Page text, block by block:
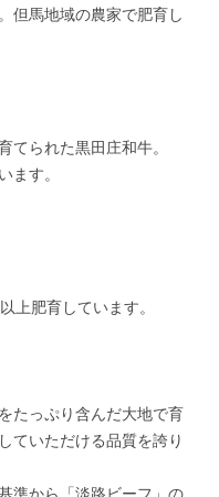
但馬地域の農家で肥育し
てられた黒田庄和牛。
ます。
上肥育しています。
たっぷり含んだ大地で育
ていただける品質を誇り